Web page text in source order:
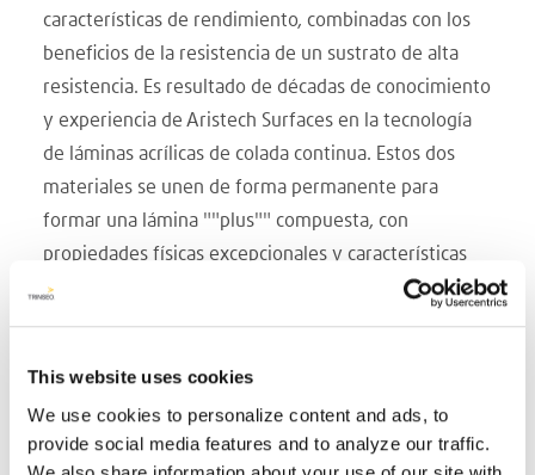
This website uses cookies
We use cookies to personalize content and ads, to
provide social media features and to analyze our traffic.
características de rendimiento, combinadas con los
beneficios de la resistencia de un sustrato de alta
resistencia. Es resultado de décadas de conocimiento
y experiencia de Aristech Surfaces en la tecnología
de láminas acrílicas de colada continua. Estos dos
materiales se unen de forma permanente para
formar una lámina ""plus"" compuesta, con
propiedades físicas excepcionales y características
estéticas inigualables.
Su firmeza de color de larga duración y su completa
gama estética lo han convertido en la elección de los
fabricantes de sanitarios por la conciencia de los